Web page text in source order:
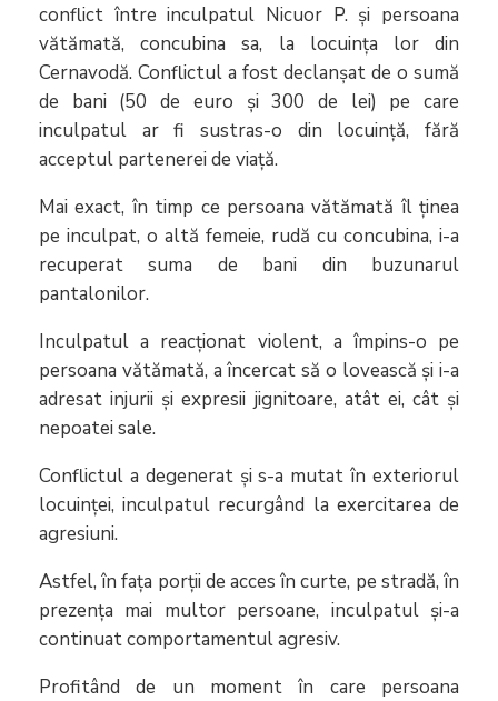
conflict între inculpatul Nicuor P. și persoana
vătămată, concubina sa, la locuința lor din
Cernavodă. Conflictul a fost declanșat de o sumă
de bani (50 de euro și 300 de lei) pe care
inculpatul ar fi sustras-o din locuință, fără
acceptul partenerei de viaţă.
Mai exact, în timp ce persoana vătămată îl ținea
pe inculpat, o altă femeie, rudă cu concubina, i-a
recuperat suma de bani din buzunarul
pantalonilor.
Inculpatul a reacționat violent, a împins-o pe
persoana vătămată, a încercat să o lovească și i-a
adresat injurii și expresii jignitoare, atât ei, cât și
nepoatei sale.
Conflictul a degenerat și s-a mutat în exteriorul
locuinței, inculpatul recurgând la exercitarea de
agresiuni.
Astfel, în fața porții de acces în curte, pe stradă, în
prezența mai multor persoane, inculpatul și-a
continuat comportamentul agresiv.
Profitând de un moment în care persoana